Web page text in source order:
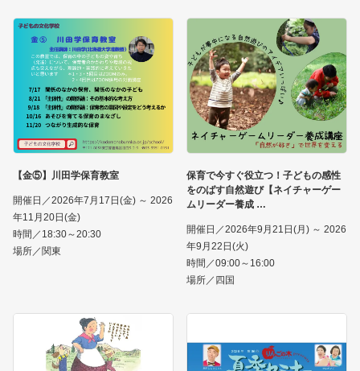
【金⑤】川田学保育教室
開催日／2026年7月17日(金) ～ 2026
年11月20日(金)
時間／18:30～20:30
場所／関東
保育で今すぐ役立つ！子どもの感性
をのばす自然遊び【ネイチャーゲー
ムリーダー養成
開催日／2026年9月21日(月) ～ 2026
年9月22日(火)
時間／09:00～16:00
場所／四国